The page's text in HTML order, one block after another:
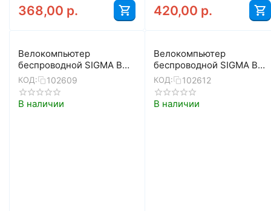
368,00 р. 420,00 р.
Велокомпьютер
беспроводной SIGMA BC
8.0 WL ATS (чёрный)
КОД: 102609
В наличии
Велокомпьютер
беспроводной SIGMA BC
12.0 WL STS (белый)
КОД: 102612
В наличии